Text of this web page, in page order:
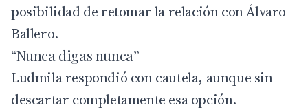
posibilidad de retomar la relación con Álvaro
Ballero.
“Nunca digas nunca”
Ludmila respondió con cautela, aunque sin
descartar completamente esa opción.